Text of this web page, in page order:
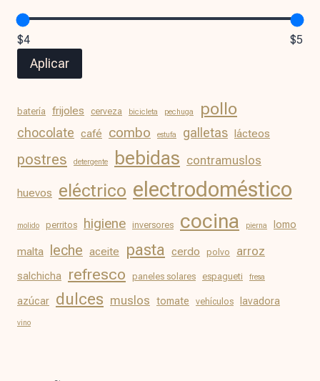
$4 $5
Aplicar
batería frijoles cerveza bicicleta pechuga pollo
chocolate café combo estufa galletas lácteos
postres detergente bebidas contramuslos
huevos eléctrico electrodoméstico
molido perritos higiene inversores cocina pierna lomo
malta leche aceite pasta cerdo polvo arroz
salchicha refresco paneles solares espagueti fresa
azúcar dulces muslos tomate vehículos lavadora
vino